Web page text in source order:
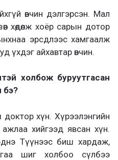
өвчин дэлгэрсэн. Мал
хөдөлж хоёр сарын дотор
эрсдлээс хамгаалж
үхдэг айхавтар өвчин.
холбож буруутгасан
бэ?
хүн. Хүрээлэнгийн
хийгээд явсан хүн.
Түүнээс биш хардаж,
шиг холбоо сүлбээ